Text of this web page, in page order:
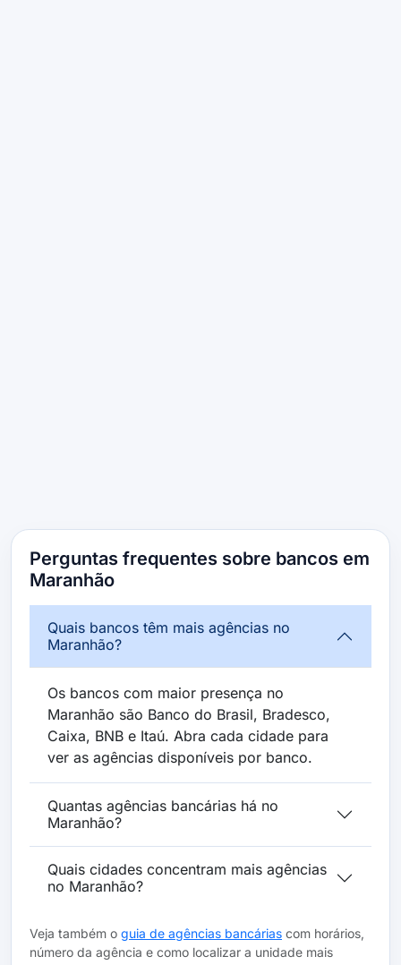
Perguntas frequentes sobre bancos em
Maranhão
Quais bancos têm mais agências no
Maranhão?
Os bancos com maior presença no
Maranhão são Banco do Brasil, Bradesco,
Caixa, BNB e Itaú. Abra cada cidade para
ver as agências disponíveis por banco.
Quantas agências bancárias há no
Maranhão?
Quais cidades concentram mais agências
no Maranhão?
Veja também o guia de agências bancárias com horários,
número da agência e como localizar a unidade mais